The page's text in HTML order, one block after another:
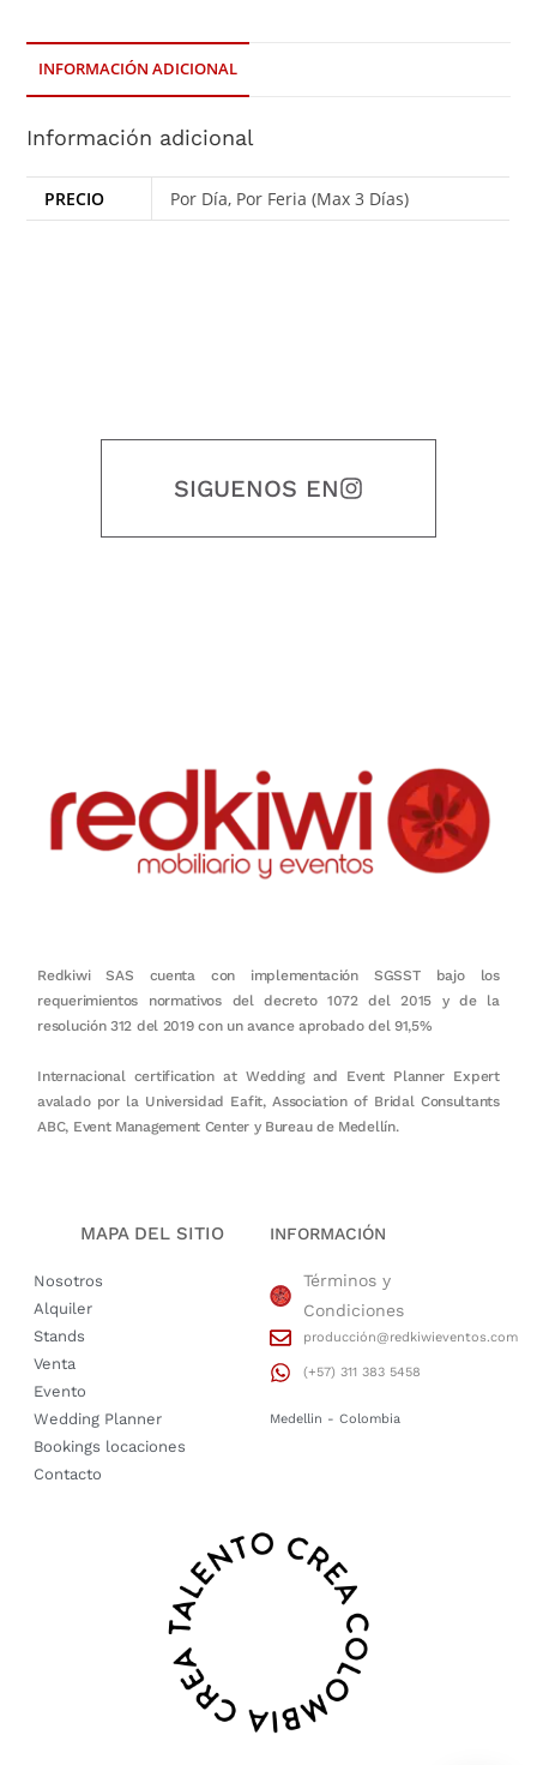
INFORMACIÓN ADICIONAL
Información adicional
PRECIO Por Día, Por Feria (Max 3 Días)
SIGUENOS EN
Redkiwi SAS cuenta con implementación SGSST bajo los
requerimientos normativos del decreto 1072 del 2015 y de la
resolución 312 del 2019 con un avance aprobado del 91,5%
Internacional certification at Wedding and Event Planner Expert
avalado por la Universidad Eafit, Association of Bridal Consultants
ABC, Event Management Center y Bureau de Medellín.
MAPA DEL SITIO
Nosotros
Alquiler
Stands
Venta
Evento
Wedding Planner
Bookings locaciones
Contacto
INFORMACIÓN
Términos y
Condiciones
producción@redkiwieventos.com
(+57) 311 383 5458
Medellin - Colombia